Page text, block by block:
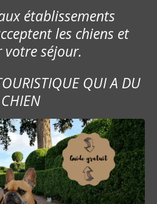
établissements
les chiens et
votre séjour.
QUI A DU
CHIEN